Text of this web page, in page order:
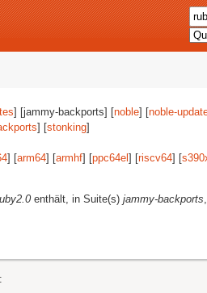
] [jammy-backports] [noble] [noble-
] [stonking]
] [arm64] [armhf] [ppc64el ] [riscv64] [
enthält, in Suite(s) jammy-backports